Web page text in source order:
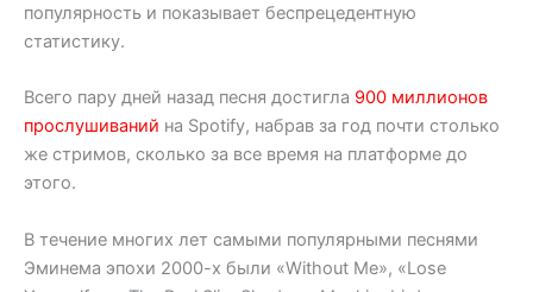
популярность и показывает беспрецедентную
статистику.
Всего пару дней назад песня достигла 900 миллионов
прослушиваний на Spotify, набрав за год почти столько
же стримов, сколько за все время на платформе до
этого.
В течение многих лет самыми популярными песнями
Эминема эпохи 2000-х были «Without Me», «Lose